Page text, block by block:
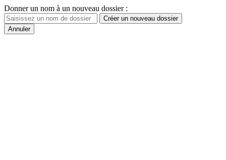
Donner un nom à un nouveau dossier :
Créer un nouveau dossier
Annuler